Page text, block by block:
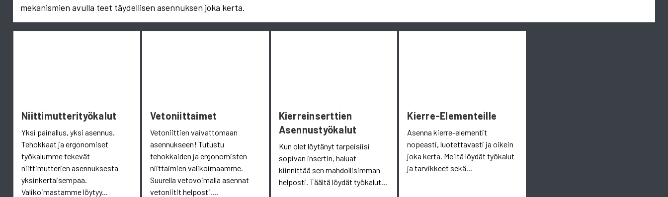
mekanismien avulla teet täydellisen asennuksen joka kerta.
Niittimutterityökalut
Yksi painallus, yksi asennus.
Tehokkaat ja ergonomiset
työkalumme tekevät
niittimutterien asennuksesta
yksinkertaisempaa.
Valikoimastamme löytyy...
Vetoniittaimet
Vetoniittien vaivattomaan
asennukseen! Tutustu
tehokkaiden ja ergonomisten
niittaimien valikoimaamme.
Suurella vetovoimalla asennat
vetoniitit helposti....
Kierreinserttien
Asennustyökalut
Kun olet löytänyt tarpeisiisi
sopivan insertin, haluat
kiinnittää sen mahdollisimman
helposti. Täältä löydät työkalut...
Kierre-Elementeille
Asenna kierre-elementit
nopeasti, luotettavasti ja oikein
joka kerta. Meiltä löydät työkalut
ja tarvikkeet sekä...